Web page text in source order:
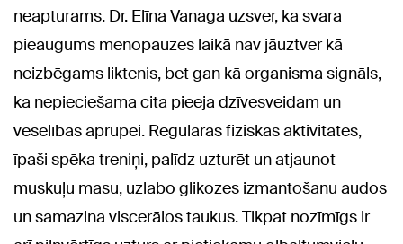
neapturams. Dr. Elīna Vanaga uzsver, ka svara
pieaugums menopauzes laikā nav jāuztver kā
neizbēgams liktenis, bet gan kā organisma signāls,
ka nepieciešama cita pieeja dzīvesveidam un
veselības aprūpei. Regulāras fiziskās aktivitātes,
īpaši spēka treniņi, palīdz uzturēt un atjaunot
muskuļu masu, uzlabo glikozes izmantošanu audos
un samazina viscerālos taukus. Tikpat nozīmīgs ir